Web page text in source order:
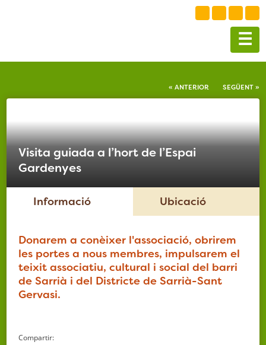
☰
« ANTERIOR SEGÜENT »
Visita guiada a l’hort de l’Espai
Gardenyes
Informació Ubicació
Donarem a conèixer l'associació, obrirem
les portes a nous membres, impulsarem el
teixit associatiu, cultural i social del barri
de Sarrià i del Districte de Sarrià-Sant
Gervasi.
Compartir: